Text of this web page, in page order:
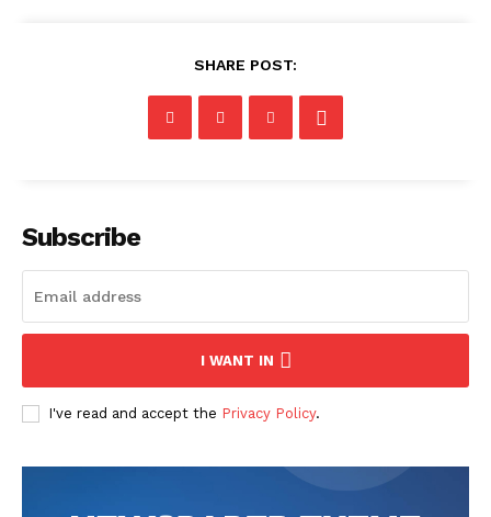
SHARE POST:
Subscribe
I WANT IN
I've read and accept the Privacy Policy.